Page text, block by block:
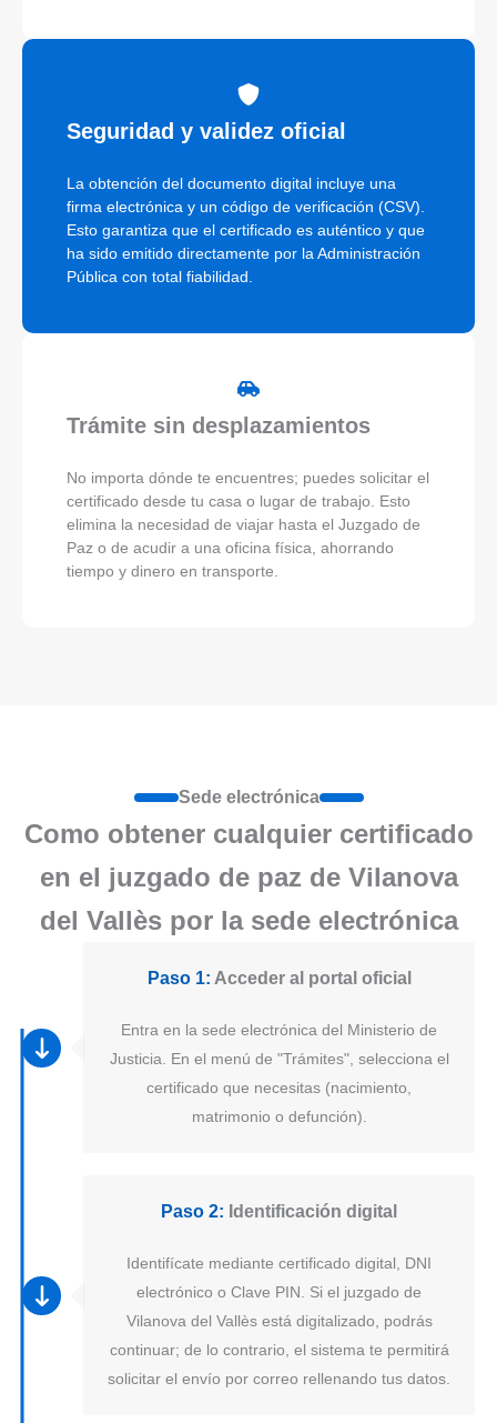
Seguridad y validez oficial
La obtención del documento digital incluye una
firma electrónica y un código de verificación (CSV).
Esto garantiza que el certificado es auténtico y que
ha sido emitido directamente por la Administración
Pública con total fiabilidad.
Trámite sin desplazamientos
No importa dónde te encuentres; puedes solicitar el
certificado desde tu casa o lugar de trabajo. Esto
elimina la necesidad de viajar hasta el Juzgado de
Paz o de acudir a una oficina física, ahorrando
tiempo y dinero en transporte.
Sede electrónica
Como obtener cualquier certificado
en el juzgado de paz de Vilanova
del Vallès por la sede electrónica
Paso 1: Acceder al portal oficial
Entra en la sede electrónica del Ministerio de
Justicia. En el menú de "Trámites", selecciona el
certificado que necesitas (nacimiento,
matrimonio o defunción).
Paso 2: Identificación digital
Identifícate mediante certificado digital, DNI
electrónico o Clave PIN. Si el juzgado de
Vilanova del Vallès está digitalizado, podrás
continuar; de lo contrario, el sistema te permitirá
solicitar el envío por correo rellenando tus datos.